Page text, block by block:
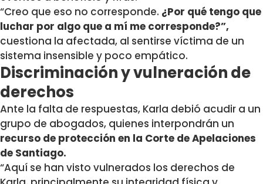
“Creo que eso no corresponde. ¿Por qué tengo que
luchar por algo que a mí me corresponde?”,
cuestiona la afectada, al sentirse víctima de un
sistema insensible y poco empático.
Discriminación y vulneración de
derechos
Ante la falta de respuestas, Karla debió acudir a un
grupo de abogados, quienes interpondrán un
recurso de protección en la Corte de Apelaciones
de Santiago.
“Aquí se han visto vulnerados los derechos de